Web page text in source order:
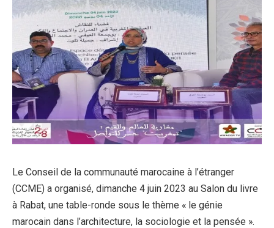
Le Conseil de la communauté marocaine à l’étranger
(CCME) a organisé, dimanche 4 juin 2023 au Salon du livre
à Rabat, une table-ronde sous le thème « le génie
marocain dans l’architecture, la sociologie et la pensée ».